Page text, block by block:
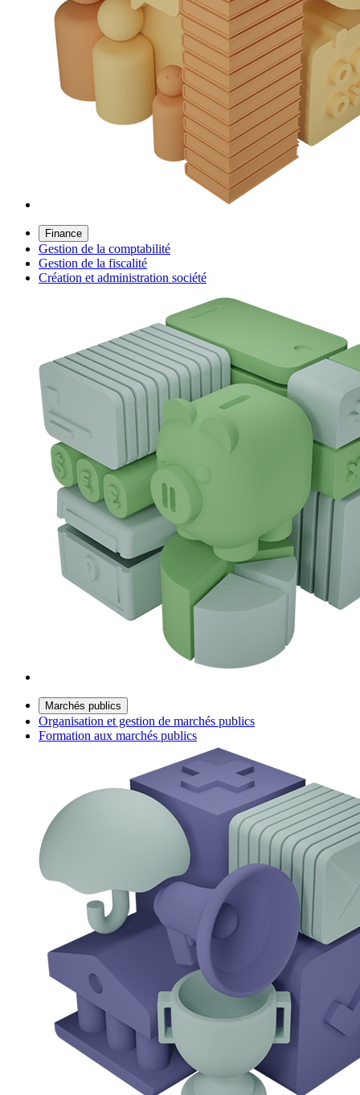
Finance
Gestion de la comptabilité
Gestion de la fiscalité
Création et administration société
Marchés publics
Organisation et gestion de marchés publics
Formation aux marchés publics